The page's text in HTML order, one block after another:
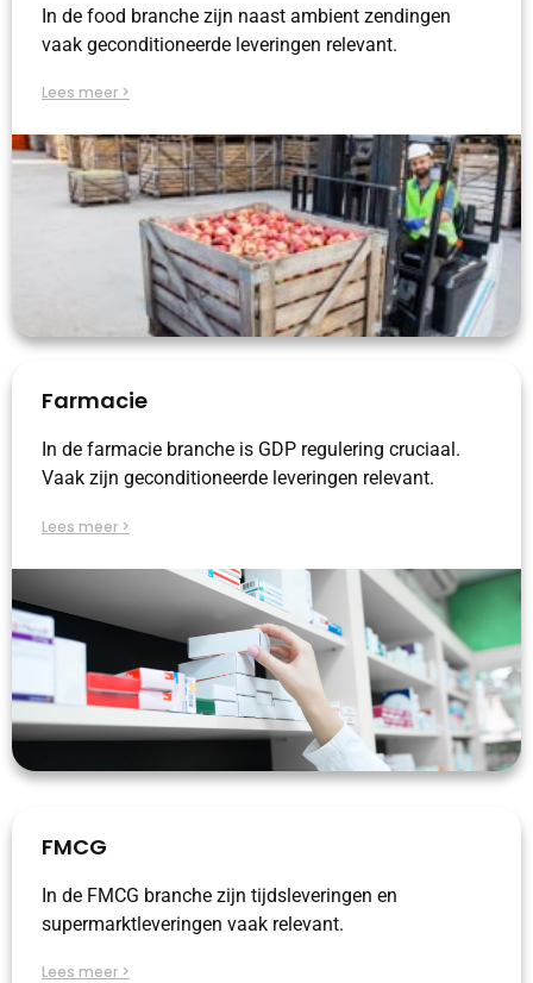
In de food branche zijn naast ambient zendingen
vaak geconditioneerde leveringen relevant.
Lees meer >
Farmacie
In de farmacie branche is GDP regulering cruciaal.
Vaak zijn geconditioneerde leveringen relevant.
Lees meer >
FMCG
In de FMCG branche zijn tijdsleveringen en
supermarktleveringen vaak relevant.
Lees meer >